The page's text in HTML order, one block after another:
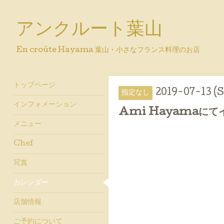
アンクルート葉山
En croûte Hayama 葉山・小さなフランス料理のお店
指定なし 2019-07-13
Ami Hayamaにてイ
トップページ
インフォメーション
メニュー
Chef
写真
カレンダー
店舗情報
ご予約について